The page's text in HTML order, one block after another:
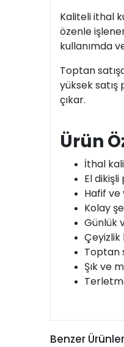
Kaliteli ithal
özenle
kullanımda
Toptan
yüksek
çıkar.
Ürün
İthal
El
Hafif ve
Kolay
Günlük
Çeyizlik
Toptan
Şık ve
Benzer Ürünler